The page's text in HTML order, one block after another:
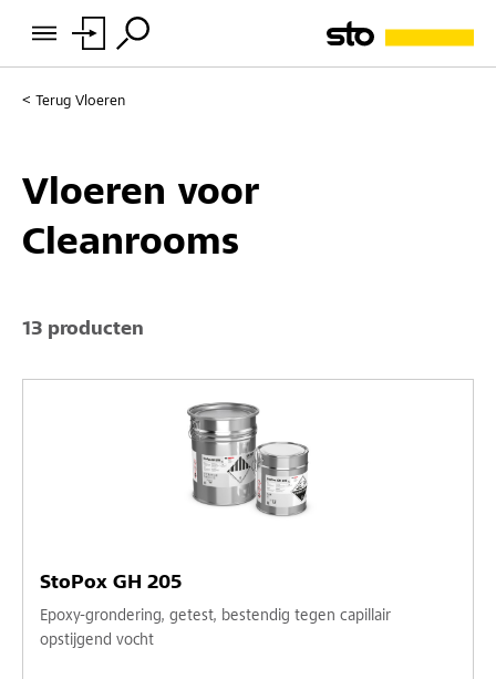
Terug Vloeren
Vloeren voor
Cleanrooms
13 producten
StoPox GH 205
Epoxy-grondering, getest, bestendig tegen capillair
opstijgend vocht